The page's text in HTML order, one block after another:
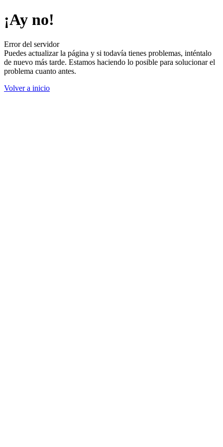
¡Ay no!
Error del servidor
Puedes actualizar la página y si todavía tienes problemas, inténtalo
de nuevo más tarde. Estamos haciendo lo posible para solucionar el
problema cuanto antes.
Volver a inicio